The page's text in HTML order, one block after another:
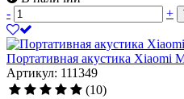
-
+
Портативная акустика Xiaomi
Артикул: 111349
(10)